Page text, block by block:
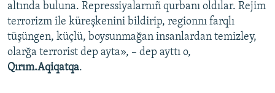
altında buluna. Repressiyalarnıñ qurbanı oldılar. Rejim
terrorizm ile küreşkenini bildirip, regionnı farqlı
tüşüngen, küçlü, boysunmağan insanlardan temizley,
olarğa terrorist dep ayta», – dep ayttı o,
Qırım.Aqiqatqa.